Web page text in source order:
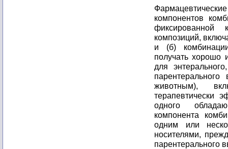
компонентов
фиксированной
композиций,
и (б)
получать хорошо
для
животным),
терапевтически
одного
компонента
одним или
носителями,
парентерального